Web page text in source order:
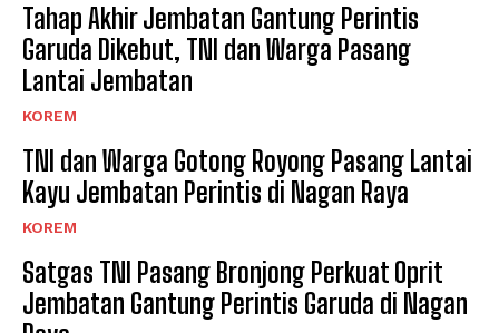
Tahap Akhir Jembatan Gantung Perintis
Garuda Dikebut, TNI dan Warga Pasang
Lantai Jembatan
KOREM
TNI dan Warga Gotong Royong Pasang Lantai
Kayu Jembatan Perintis di Nagan Raya
KOREM
Satgas TNI Pasang Bronjong Perkuat Oprit
Jembatan Gantung Perintis Garuda di Nagan